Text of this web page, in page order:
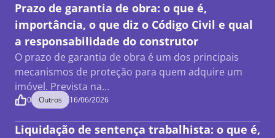
Prazo de garantia de obra: o que é,
importância, o que diz o Código Civil e qual
a responsabilidade do construtor
O prazo de garantia de obra é um dos principais
mecanismos de proteção para quem adquire um
imóvel. Prevista na…
0 Outros 16/06/2026
Liquidação de sentença trabalhista: o que é,